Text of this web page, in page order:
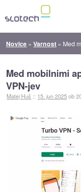
Novice »Varnost » Med
Med mobilnimi
VPN-jev
Matej Huš :: 15. jun 2025ob